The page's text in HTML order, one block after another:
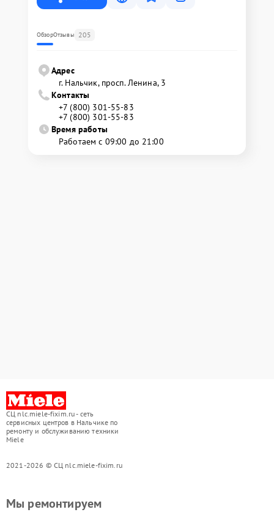
ОбзорОтзывы 205
Адрес
г. Нальчик, просп. Ленина, 3
Контакты
+7 (800) 301-55-83
+7 (800) 301-55-83
Время работы
Работаем с 09:00 до 21:00
СЦ nlc.miele-fixim.ru - сеть
сервисных центров в Нальчике по
ремонту и обслуживанию техники
Miele
2021-2026 © СЦ nlc.miele-fixim.ru
Мы ремонтируем